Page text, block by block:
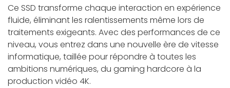
Ce SSD transforme chaque interaction en expérience
fluide, éliminant les ralentissements même lors de
traitements exigeants. Avec des performances de ce
niveau, vous entrez dans une nouvelle ère de vitesse
informatique, taillée pour répondre à toutes les
ambitions numériques, du gaming hardcore à la
production vidéo 4K.